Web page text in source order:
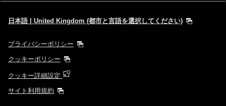
日本語 | United Kingdom (都市と言語を選択してください)
プライバシーポリシー
クッキーポリシー
クッキー詳細設定
サイト利用規約